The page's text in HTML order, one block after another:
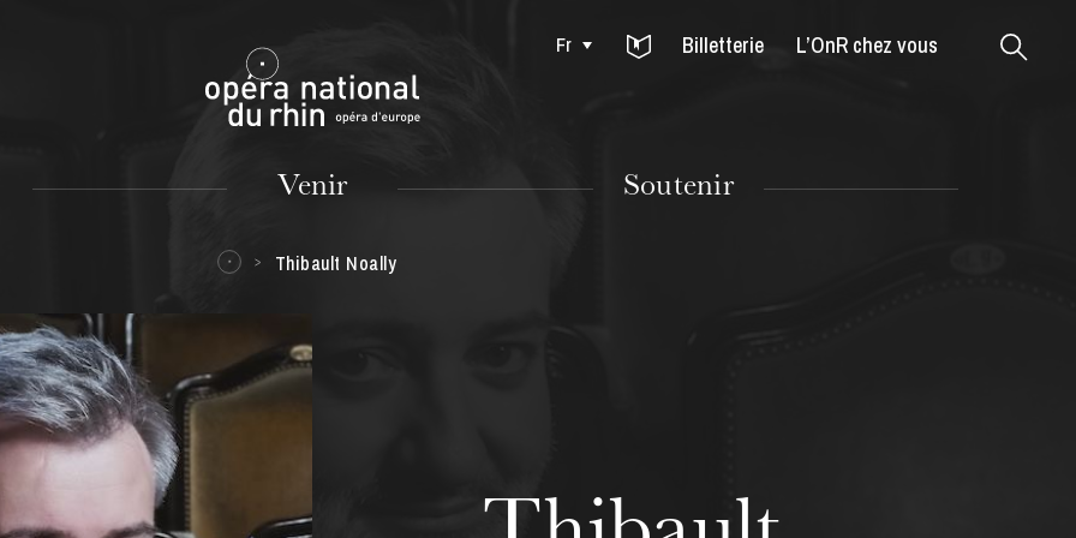
Mulhouse
Fr Billetterie L’OnR chez vous
Venir Soutenir
Thibault Noally